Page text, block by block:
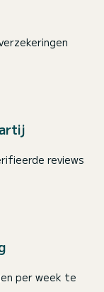
reviews
per week te